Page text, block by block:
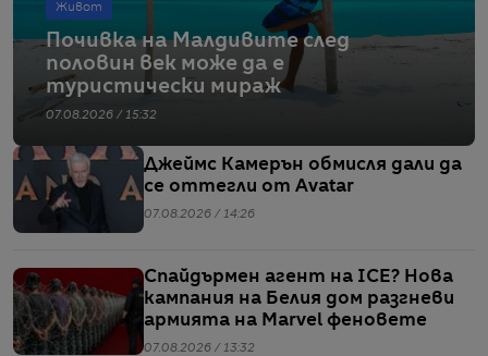
Живот
Почивка на Малдивите след
половин век може да е
туристически мираж
07.08.2026 / 15:32
Джеймс Камерън обмисля дали да
се оттегли от Avatar
07.08.2026 / 14:26
Спайдърмен агент на ICE? Нова
кампания на Белия дом разгневи
армията на Marvel феновете
07.08.2026 / 13:32